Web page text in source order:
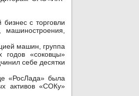
с торговли
машин, группа
годов «соковцы»
себе десятки
«РосЛада» была
активов «СОКу»